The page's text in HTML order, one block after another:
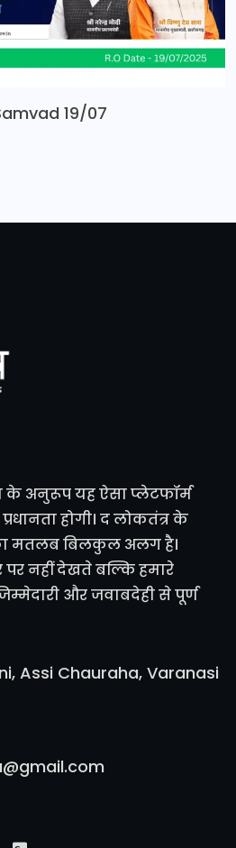
19/07
के अनुरूप यह ऐसा प्लेटफॉर्म
होगी। द लोकतंत्र के
का मतलब बिलकुल अलग है।
पर नहीं देखते बल्कि हमारे
और जवाबदेही से पूर्ण
Assi Chauraha, Varanasi